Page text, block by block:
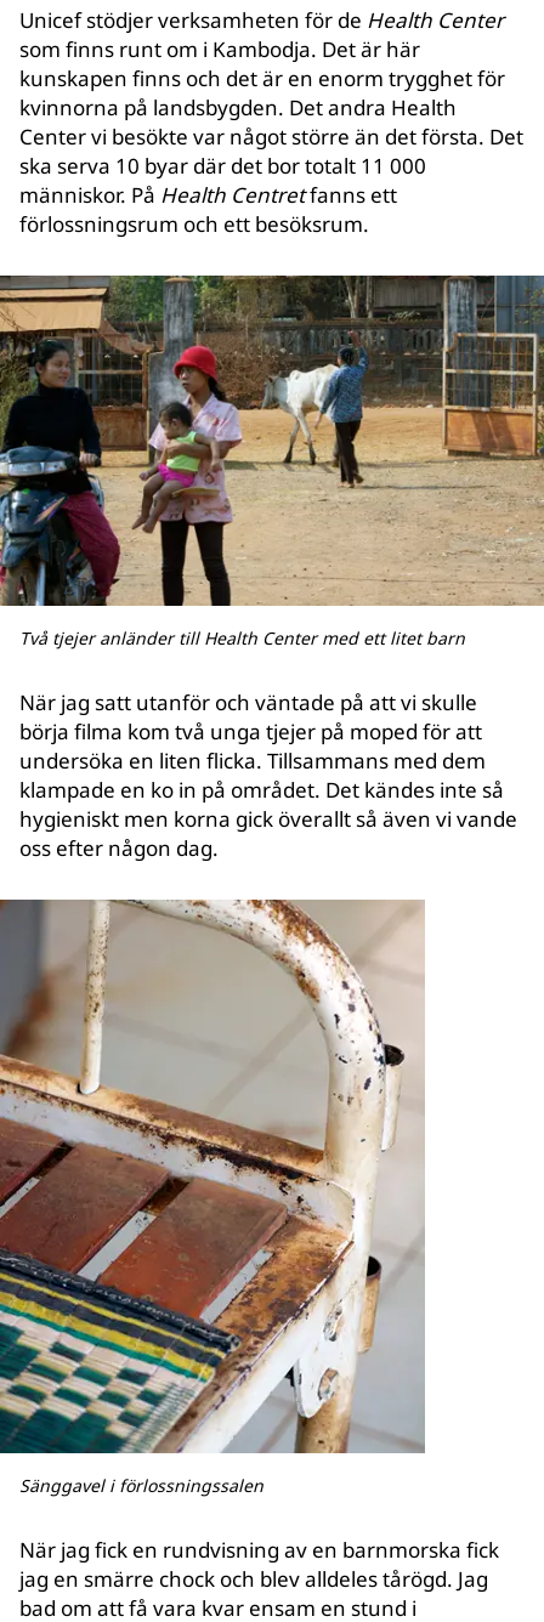
Unicef stödjer verksamheten för de Health Center
som finns runt om i Kambodja. Det är här
kunskapen finns och det är en enorm trygghet för
kvinnorna på landsbygden. Det andra Health
Center vi besökte var något större än det första. Det
ska serva 10 byar där det bor totalt 11 000
människor. På Health Centretfanns ett
förlossningsrum och ett besöksrum.
Två tjejer anländer till Health Center med ett litet barn
När jag satt utanför och väntade på att vi skulle
börja filma kom två unga tjejer på moped för att
undersöka en liten flicka. Tillsammans med dem
klampade en ko in på området. Det kändes inte så
hygieniskt men korna gick överallt så även vi vande
oss efter någon dag.
Sänggavel i förlossningssalen
När jag fick en rundvisning av en barnmorska fick
jag en smärre chock och blev alldeles tårögd. Jag
bad om att få vara kvar ensam en stund i